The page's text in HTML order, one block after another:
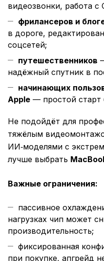
видеозвонки, работа с
фрилансеров и
в дороге,
соцсетей;
путешественников
надёжный спутник в
начинающих
Apple — простой старт
Не подойдёт для
тяжёлым
ИИ‑моделями с
лучше выбрать
Важные ограничения:
пассивное
нагрузках чип может
производительность;
фиксированная
при покупке, апгрейд